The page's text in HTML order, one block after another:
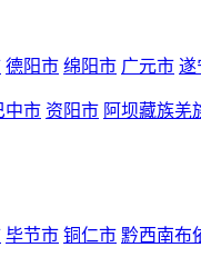
德阳市 绵阳市 广元市 遂
中市 资阳市 阿坝藏族羌
毕节市 铜仁市 黔西南布